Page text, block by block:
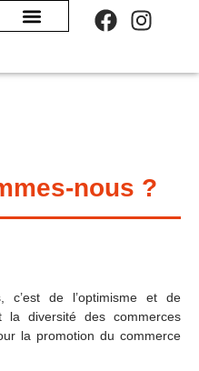
nous ?
c’est de l’optimisme et de
la diversité des commerces
la promotion du commerce